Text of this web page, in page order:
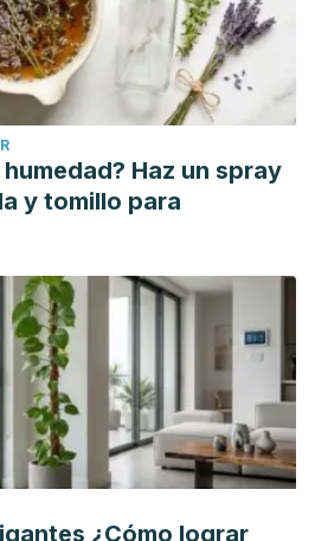
content/ben/iddt/2024/
(2023). Infected Piercings. National
en
infected-piercings/.
& Fernández-Amador, J. A. (2015).
secundario a colocación de
cgi-bin/new/resumen.cgi?
R. F., Bruze, M., Cazzaniga, S.,
... & Diepgen, T. L. (2018).
to metals in the European
a focus on nickel and piercings:
Contact Dermatitis,79(1), 1-9.
doi/full/10.1111/cod.12983
Haz un spray
y tomillo para
¿Cómo lograr